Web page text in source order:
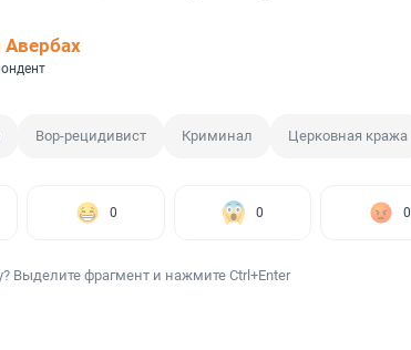
Вор-рецидивист Криминал Церковная кража
0 0 0
Выделите фрагмент и нажмите Ctrl+Enter